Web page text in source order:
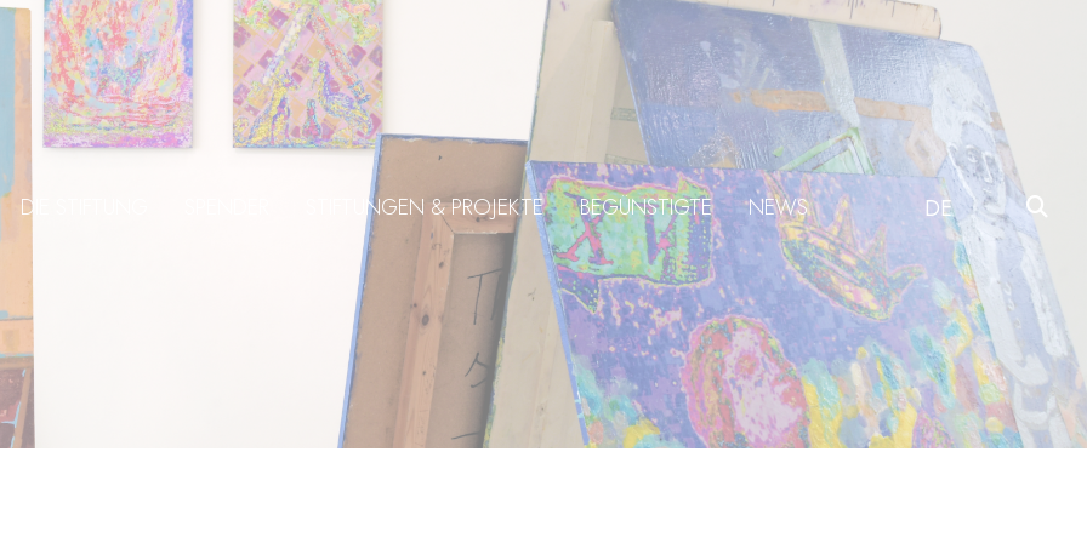
DIE STIFTUNG STIFTUNGEN & PROJEKTE BEGÜNSTIGTE NEWS DE